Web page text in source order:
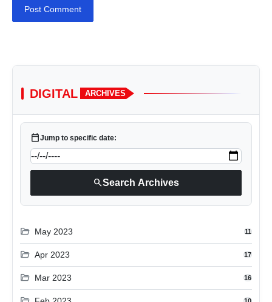
Post Comment
DIGITAL ARCHIVES
calendar_todayJump to specific date:
searchSearch Archives
folder_open May 2023 11
folder_open Apr 2023 17
folder_open Mar 2023 16